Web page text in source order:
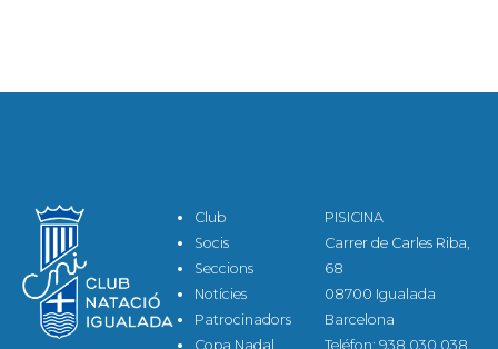
Club
Socis
Seccions
Notícies
Patrocinadors
Copa Nadal
PISICINA
Carrer de Carles Riba,
68
08700 Igualada
Barcelona
Teléfon: 938 030 038